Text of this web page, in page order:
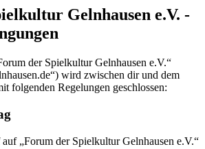
Gelnhausen e.V. -
der Spielkultur Gelnhausen e.V.“
wird zwischen dir und dem
folgenden Regelungen geschlossen:
„Forum der Spielkultur Gelnhausen e.V.“